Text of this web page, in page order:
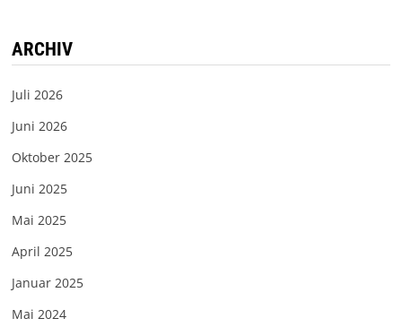
ARCHIV
Juli 2026
Juni 2026
Oktober 2025
Juni 2025
Mai 2025
April 2025
Januar 2025
Mai 2024